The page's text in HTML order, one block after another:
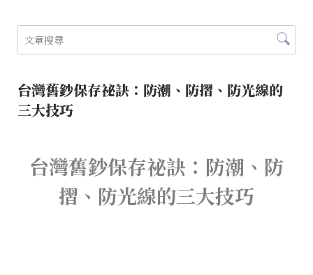
台灣舊鈔保存祕訣：防潮、防摺、防光線的
三大技巧
台灣舊鈔保存祕訣：防潮、防
摺、防光線的三大技巧